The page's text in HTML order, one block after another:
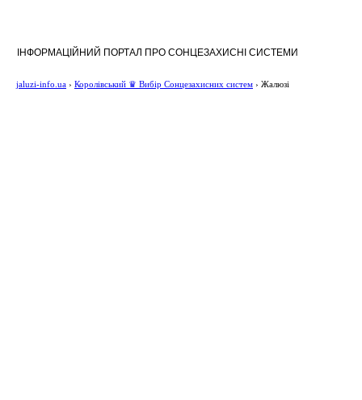
ІНФОРМАЦІЙНИЙ ПОРТАЛ ПРО СОНЦЕЗАХИСНІ СИСТЕМИ
jaluzi-info.ua › Королівський ♛ Вибір Сонцезахисних систем › Жалюзі